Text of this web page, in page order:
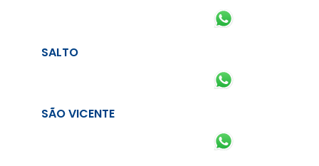
SALTO
SÃO VICENTE